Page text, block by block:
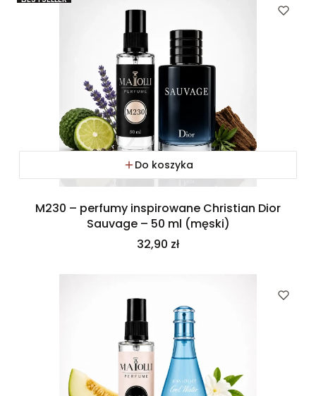
Do koszyka
M230 – perfumy inspirowane Christian Dior
Sauvage – 50 ml (męski)
Cena
32,90 zł